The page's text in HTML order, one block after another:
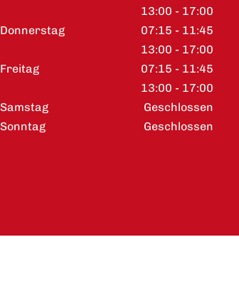
13:00 - 17:00
Donnerstag
07:15 - 11:45
13:00 - 17:00
Freitag
07:15 - 11:45
13:00 - 17:00
Samstag
Geschlossen
Sonntag
Geschlossen